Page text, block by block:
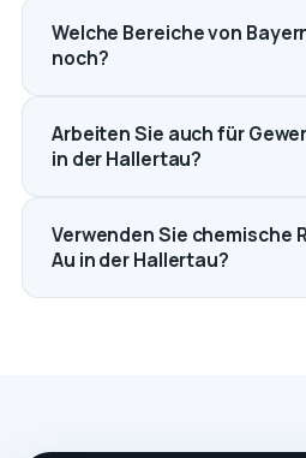
Welche Bereiche von
noch?
Arbeiten Sie auch für
in der Hallertau?
Verwenden Sie chemische
Au in der Hallertau?